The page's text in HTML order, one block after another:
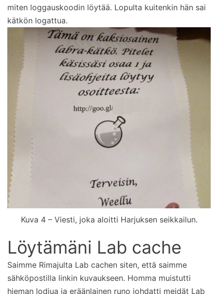
miten loggauskoodin löytää. Lopulta kuitenkin hän sai
kätkön logattua.
Kuva 4 – Viesti, joka aloitti Harjuksen seikkailun.
Löytämäni Lab cache
Saimme Rimajulta Lab cachen siten, että saimme
sähköpostilla linkin kuvaukseen. Homma muistutti
hieman lodjua ja eräänlainen runo johdatti meidät Lab